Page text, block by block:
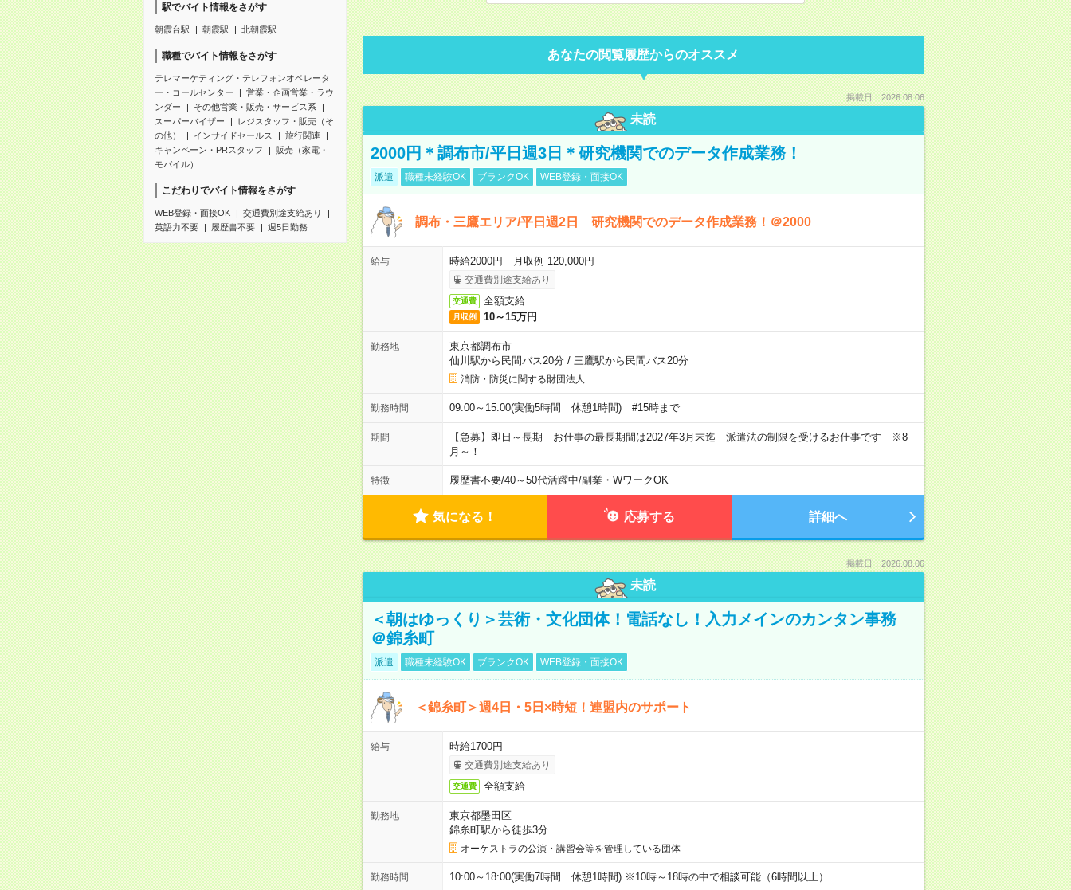
駅でバイト情報をさがす
朝霞台駅 朝霞駅 北朝霞駅
職種でバイト情報をさがす
テレマーケティング・テレフォンオペレータ
ー・コールセンター
営業・企画営業・ラウ
ンダー
その他営業・販売・サービス系
スーパーバイザー
レジスタッフ・販売（そ
の他）
インサイドセールス
旅行関連
キャンペーン・PRスタッフ
販売（家電・
モバイル）
こだわりでバイト情報をさがす
WEB登録・面接OK
交通費別途支給あり
英語力不要
履歴書不要 週5日勤務
あなたの閲覧履歴からのオススメ
掲載日：2026.08.06
未読
2000円＊調布市/平日週3日＊研究機関でのデータ作成業務！
派遣 職種未経験OK ブランクOK WEB登録・面接OK
調布・三鷹エリア/平日週2日 研究機関でのデータ作成業務！＠2000
給与 時給2000円 月収例 120,000円
交通費別途支給あり
交通費 全額支給
月収例 10～15万円
勤務地
東京都調布市
仙川駅から民間バス20分/ 三鷹駅から民間バス20分
消防・防災に関する財団法人
勤務時間 09:00～15:00(実働5時間 休憩1時間) #15時まで
期間
【急募】即日～長期 お仕事の最長期間は2027年3月末迄 派遣法の制限を受けるお仕事です ※8
月～！
特徴 履歴書不要/40～50代活躍中/副業・WワークOK
気になる！ 応募する 詳細へ
掲載日：2026.08.06
未読
＜朝はゆっくり＞芸術・文化団体！電話なし！入力メインのカンタン事務
＠錦糸町
派遣 職種未経験OK ブランクOK WEB登録・面接OK
＜錦糸町＞週4日・5日×時短！連盟内のサポート
給与 時給1700円
交通費別途支給あり
交通費 全額支給
勤務地
東京都墨田区
錦糸町駅から徒歩3分
オーケストラの公演・講習会等を管理している団体
勤務時間 10:00～18:00(実働7時間 休憩1時間) ※10時～18時の中で相談可能（6時間以上）